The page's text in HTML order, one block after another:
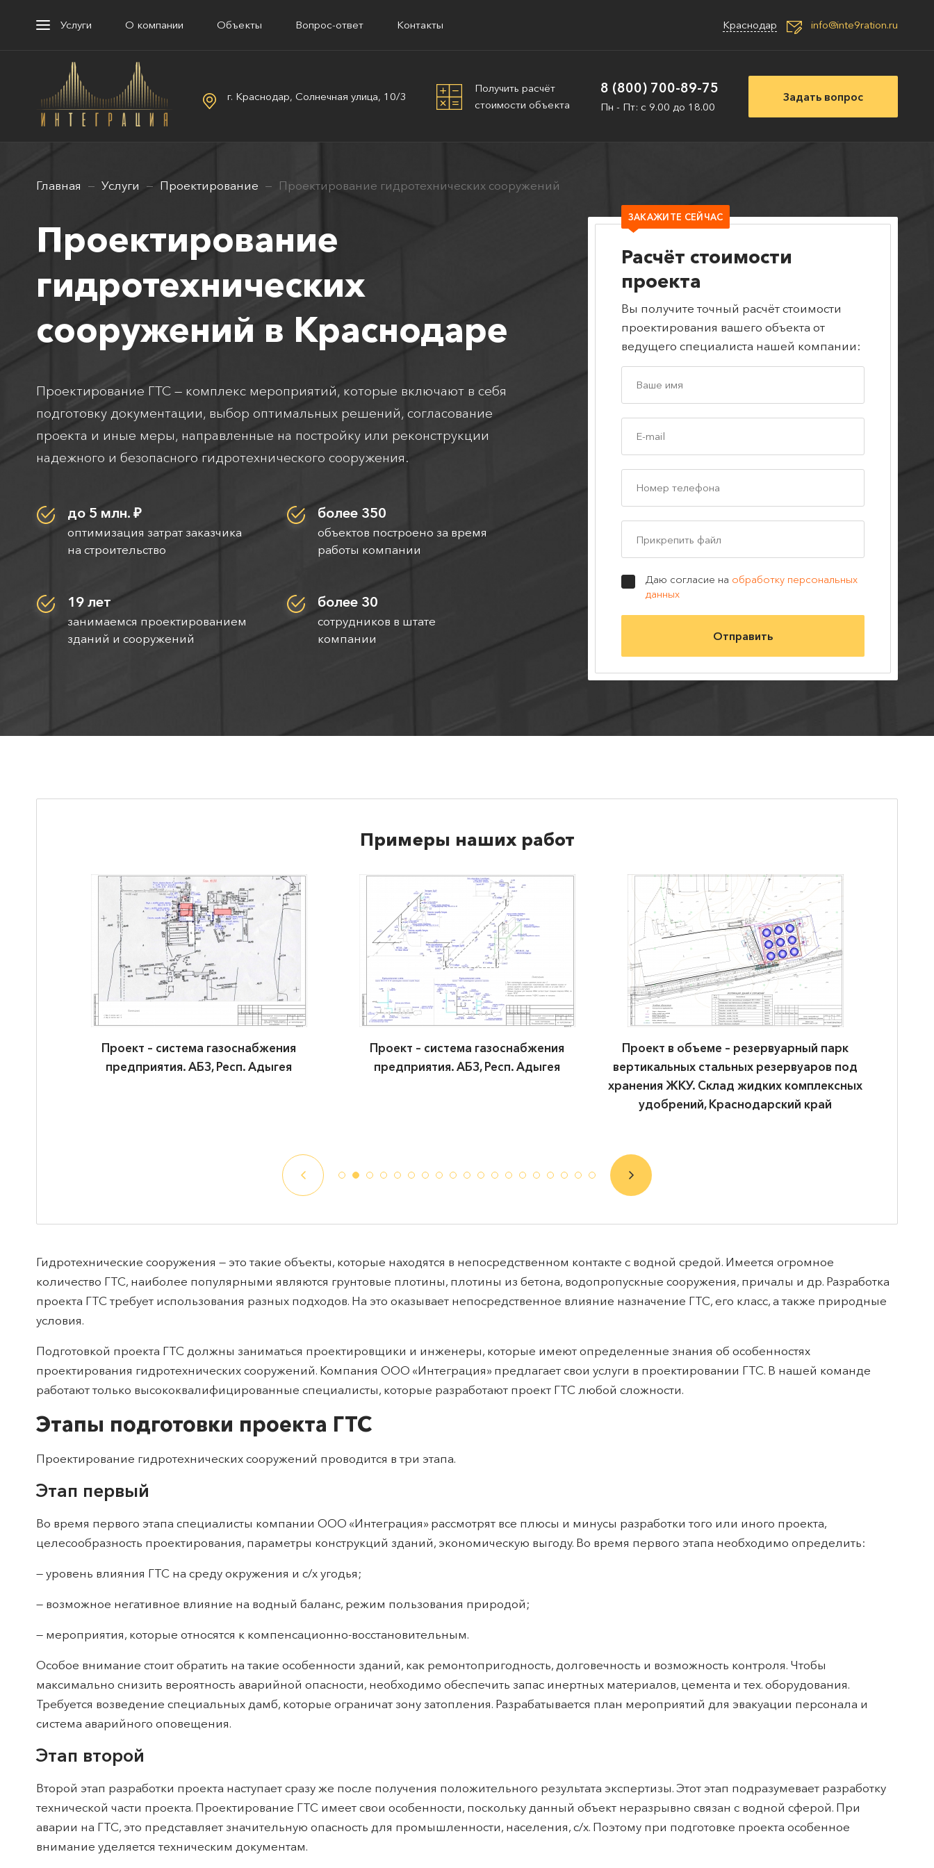
Услуги О компании Объекты Вопрос-ответ Контакты Краснодар info@inte9ration.ru
г. Краснодар, Солнечная улица, 10/3
Получить расчёт
стоимости объекта
8 (800) 700-89-75
Пн - Пт: с 9.00 до 18.00
Задать вопрос
Главная Услуги Проектирование Проектирование гидротехнических сооружений
Проектирование
гидротехнических
сооружений в Краснодаре
Проектирование ГТС — комплекс мероприятий, которые включают в себя
подготовку документации, выбор оптимальных решений, согласование
проекта и иные меры, направленные на постройку или реконструкции
надежного и безопасного гидротехнического сооружения.
до 5 млн. ₽
оптимизация затрат заказчика
на строительство
более 350
объектов построено за время
работы компании
19 лет
занимаемся проектированием
зданий и сооружений
более 30
сотрудников в штате
компании
ЗАКАЖИТЕ СЕЙЧАС
Расчёт стоимости
проекта
Вы получите точный расчёт стоимости
проектирования вашего объекта от
ведущего специалиста нашей компании:
Прикрепить файл
Даю согласие на обработку персональных
данных
Гидротехнические сооружения — это такие объекты, которые находятся в непосредственном контакте с водной средой. Имеется огромное
количество ГТС, наиболее популярными являются грунтовые плотины, плотины из бетона, водопропускные сооружения, причалы и др. Разработка
проекта ГТС требует использования разных подходов. На это оказывает непосредственное влияние назначение ГТС, его класс, а также природные
условия.
Подготовкой проекта ГТС должны заниматься проектировщики и инженеры, которые имеют определенные знания об особенностях
проектирования гидротехнических сооружений. Компания ООО «Интеграция» предлагает свои услуги в проектировании ГТС. В нашей команде
работают только высококвалифицированные специалисты, которые разработают проект ГТС любой сложности.
Этапы подготовки проекта ГТС
Проектирование гидротехнических сооружений проводится в три этапа.
Этап первый
Во время первого этапа специалисты компании ООО «Интеграция» рассмотрят все плюсы и минусы разработки того или иного проекта,
целесообразность проектирования, параметры конструкций зданий, экономическую выгоду. Во время первого этапа необходимо определить:
— уровень влияния ГТС на среду окружения и с/х угодья;
— возможное негативное влияние на водный баланс, режим пользования природой;
— мероприятия, которые относятся к компенсационно-восстановительным.
Особое внимание стоит обратить на такие особенности зданий, как ремонтопригодность, долговечность и возможность контроля. Чтобы
максимально снизить вероятность аварийной опасности, необходимо обеспечить запас инертных материалов, цемента и тех. оборудования.
Требуется возведение специальных дамб, которые ограничат зону затопления. Разрабатывается план мероприятий для эвакуации персонала и
система аварийного оповещения.
Этап второй
Второй этап разработки проекта наступает сразу же после получения положительного результата экспертизы. Этот этап подразумевает разработку
технической части проекта. Проектирование ГТС имеет свои особенности, поскольку данный объект неразрывно связан с водной сферой. При
аварии на ГТС, это представляет значительную опасность для промышленности, населения, с/х. Поэтому при подготовке проекта особенное
внимание уделяется техническим документам.
Примеры наших работ
Проект – система газоснабжения
предприятия. АБЗ, Респ. Адыгея
Проект – система газоснабжения
предприятия. АБЗ, Респ. Адыгея
Проект в объеме – резервуарный парк
вертикальных стальных резервуаров под
хранения ЖКУ. Склад жидких комплексных
удобрений, Краснодарский край